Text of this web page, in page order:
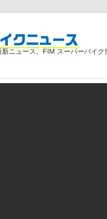
ニュース、FIM スーパーバイ